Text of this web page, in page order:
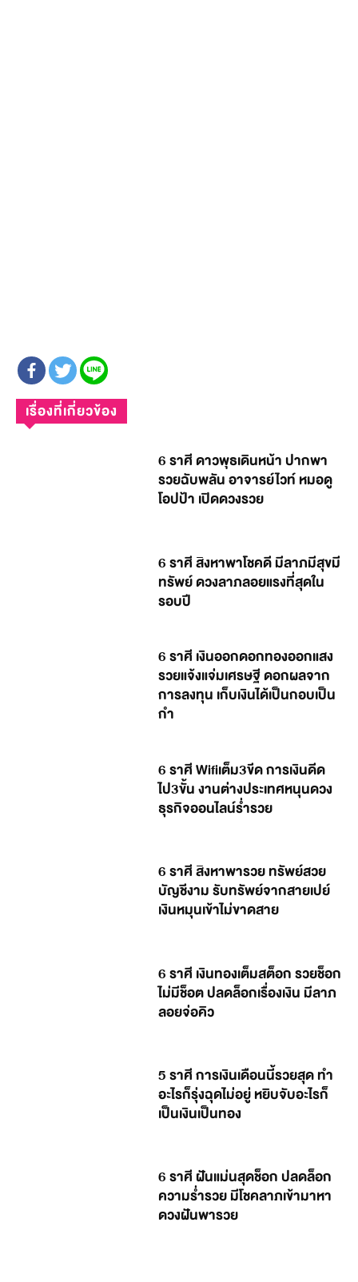
เรื่องที่เกี่ยวข้อง
6 ราศี ดาวพุธเดินหน้า ปากพา
รวยฉับพลัน อาจารย์ไวท์ หมอดู
โอปป้า เปิดดวงรวย
6 ราศี สิงหาพาโชคดี มีลาภมีสุขมี
ทรัพย์ ดวงลาภลอยแรงที่สุดใน
รอบปี
6 ราศี เงินออกดอกทองออกแสง
รวยแจ้งแจ่มเศรษฐี ดอกผลจาก
การลงทุน เก็บเงินได้เป็นกอบเป็น
กำ
6 ราศี Wifiเต็ม3ขีด การเงินดีด
ไป3ขั้น งานต่างประเทศหนุนดวง
ธุรกิจออนไลน์ร่ำรวย
6 ราศี สิงหาพารวย ทรัพย์สวย
บัญชีงาม รับทรัพย์จากสายเปย์
เงินหมุนเข้าไม่ขาดสาย
6 ราศี เงินทองเต็มสต็อก รวยช็อก
ไม่มีช็อต ปลดล็อกเรื่องเงิน มีลาภ
ลอยจ่อคิว
5 ราศี การเงินเดือนนี้รวยสุด ทำ
อะไรก็รุ่งฉุดไม่อยู่ หยิบจับอะไรก็
เป็นเงินเป็นทอง
6 ราศี ฝันแม่นสุดช็อก ปลดล็อก
ความร่ำรวย มีโชคลาภเข้ามาหา
ดวงฝันพารวย